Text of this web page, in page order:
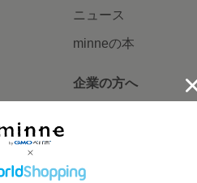
ニュース
minneの本
企業の方へ